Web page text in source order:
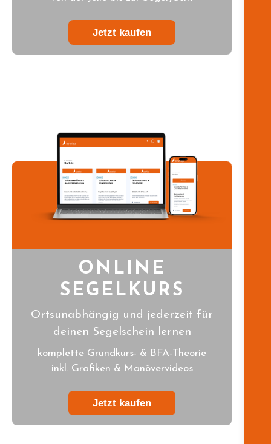
Jetzt kaufen
ONLINE
SEGELKURS
Ortsunabhängig und jederzeit für
deinen Segelschein lernen
komplette Grundkurs- & BFA-Theorie
inkl. Grafiken & Manövervideos
Jetzt kaufen